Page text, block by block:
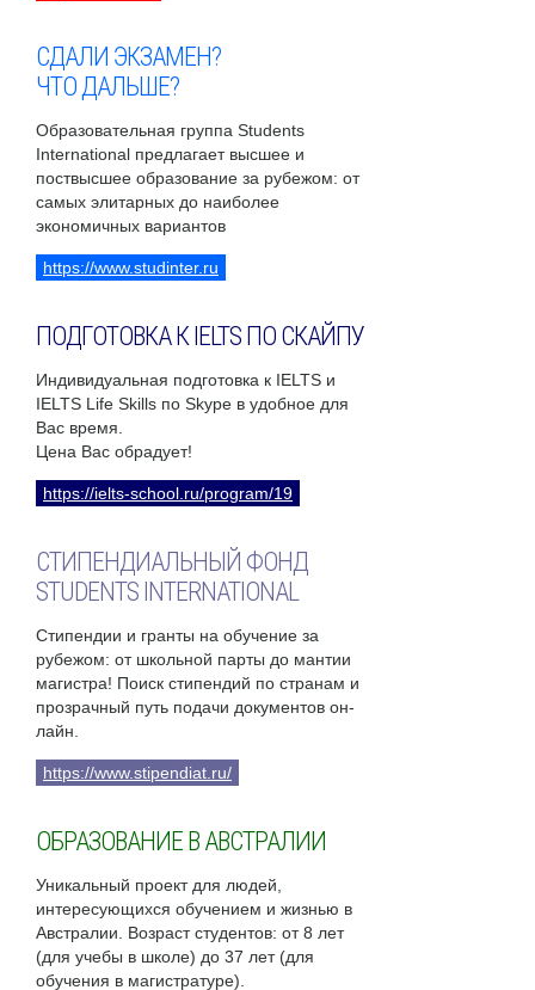
СДАЛИ ЭКЗАМЕН?
ЧТО ДАЛЬШЕ?
Образовательная группа Students
International предлагает высшее и
поствысшее образование за рубежом: от
самых элитарных до наиболее
экономичных вариантов
https://www.studinter.ru
ПОДГОТОВКА К IELTS ПО СКАЙПУ
Индивидуальная подготовка к IELTS и
IELTS Life Skills по Skype в удобное для
Вас время.
Цена Вас обрадует!
https://ielts-school.ru/program/19
СТИПЕНДИАЛЬНЫЙ ФОНД
STUDENTS INTERNATIONAL
Стипендии и гранты на обучение за
рубежом: от школьной парты до мантии
магистра! Поиск стипендий по странам и
прозрачный путь подачи документов он-
лайн.
https://www.stipendiat.ru/
ОБРАЗОВАНИЕ В АВСТРАЛИИ
Уникальный проект для людей,
интересующихся обучением и жизнью в
Австралии. Возраст студентов: от 8 лет
(для учебы в школе) до 37 лет (для
обучения в магистратуре).